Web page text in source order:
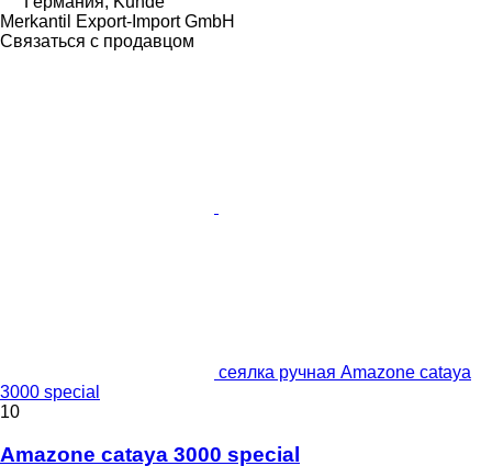
Merkantil Export-Import GmbH
Связаться с продавцом
сеялка ручная Amazone cataya
3000 special
10
Amazone cataya 3000 special